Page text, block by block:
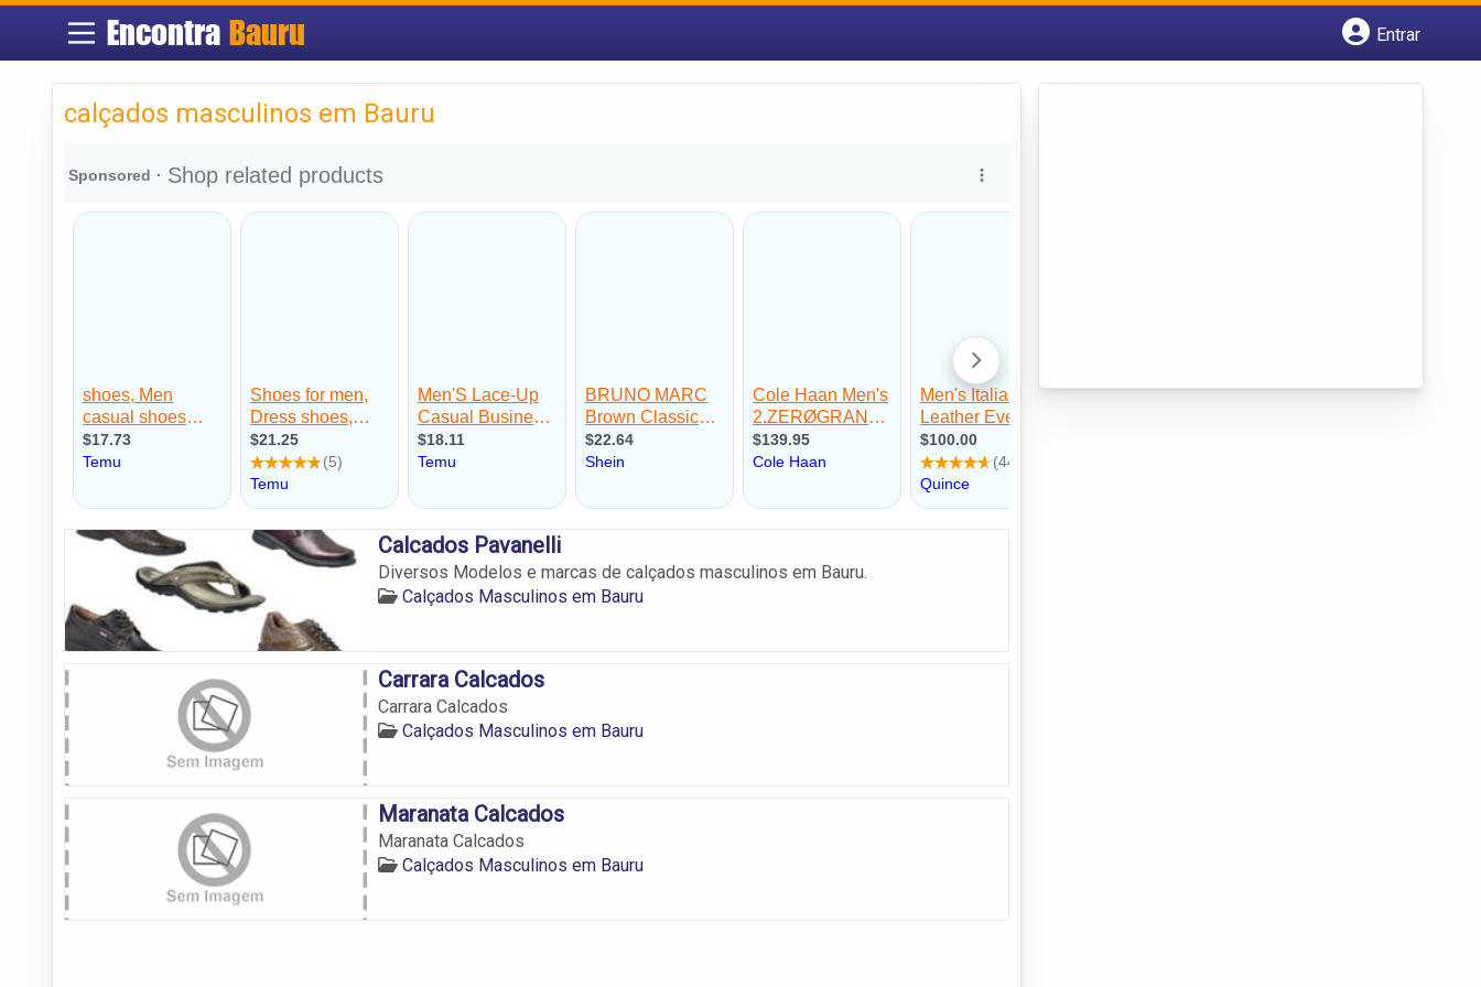
EncontraBauru
Entrar
calçados masculinos em Bauru
Calcados Pavanelli
Diversos Modelos e marcas de calçados masculinos em Bauru.
Calçados Masculinos em Bauru
Carrara Calcados
Carrara Calcados
Calçados Masculinos em Bauru
Maranata Calcados
Maranata Calcados
Calçados Masculinos em Bauru